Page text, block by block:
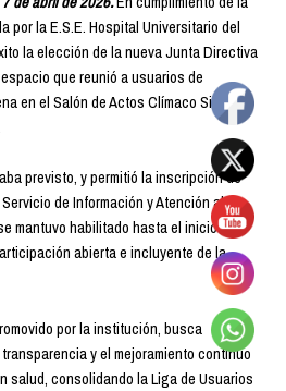
por la E.S.E. Hospital Universitario del
la elección de la nueva Junta Directiva
que reunió a usuarios de
en el Salón de Actos Clímaco Silva
previsto, y permitió la inscripción de
de Información y Atención al
mantuvo habilitado hasta el inicio del
abierta e incluyente de la
por la institución, busca
y el mejoramiento continuo
salud, consolidando la Liga de Usuarios